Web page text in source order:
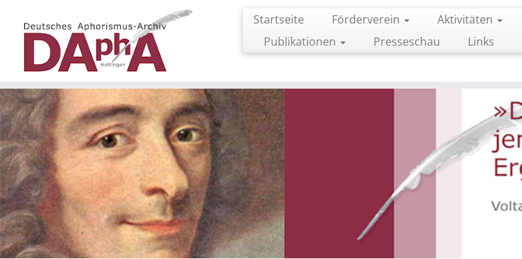
Inhalt
springen
Startseite Förderverein Aktivitäten
Publikationen
Presseschau Links